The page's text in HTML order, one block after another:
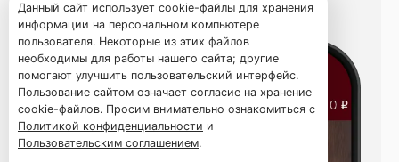
Данный сайт использует cookie-файлы для хранения
информации на персональном компьютере
пользователя. Некоторые из этих файлов
необходимы для работы нашего сайта; другие
помогают улучшить пользовательский интерфейс.
Пользование сайтом означает согласие на хранение
cookie-файлов. Просим внимательно ознакомиться с
Политикой конфиденциальности и
Пользовательским соглашением.